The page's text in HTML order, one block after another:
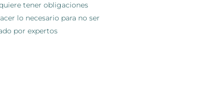
tener obligaciones
lo necesario para no ser
por expertos